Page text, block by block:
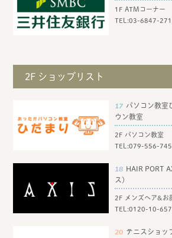
1F ATMコーナー
TEL:03-6847-
2F ショップリスト
17 パソコン教室
ウン教室
2F パソコン教室
TEL:079-556-
18 HAIR PORT
ス)
2F メンズヘア&お
TEL:0120-10-
20 テニスショッ